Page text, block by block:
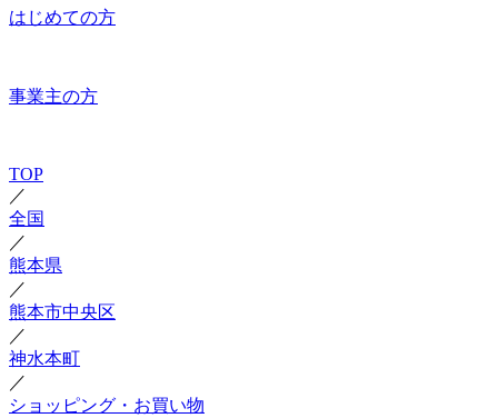
はじめての方
事業主の方
TOP
／
全国
／
熊本県
／
熊本市中央区
／
神水本町
／
ショッピング・お買い物